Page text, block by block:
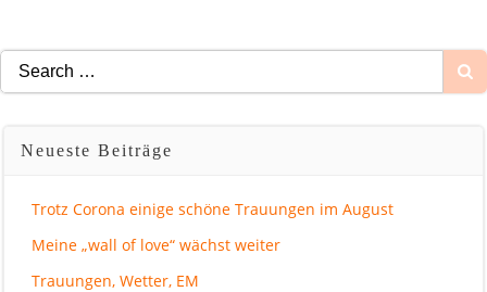
Search
for:
Neueste Beiträge
Trotz Corona einige schöne Trauungen im August
Meine „wall of love“ wächst weiter
Trauungen, Wetter, EM